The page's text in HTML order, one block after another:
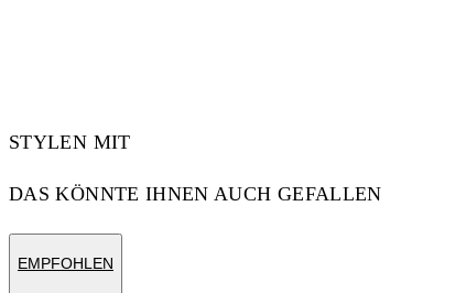
STYLEN MIT
DAS KÖNNTE IHNEN AUCH GEFALLEN
EMPFOHLEN